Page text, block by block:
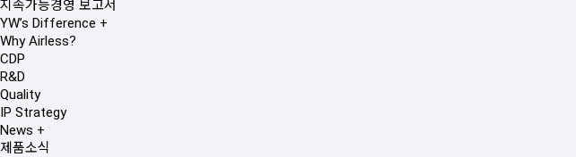
지속가능경영 보고서
YW’s Difference +
Why Airless?
CDP
R&D
Quality
IP Strategy
News +
제품소식